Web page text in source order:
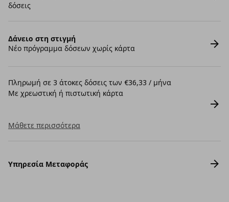
δόσεις
Δάνειο στη στιγμή
Νέο πρόγραμμα δόσεων χωρίς κάρτα
Πληρωμή σε 3 άτοκες δόσεις των €36,33 / μήνα
Με χρεωστική ή πιστωτική κάρτα
Μάθετε περισσότερα
Υπηρεσία Μεταφοράς